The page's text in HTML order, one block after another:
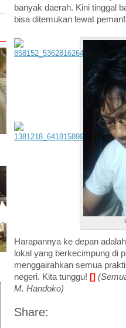
banyak daerah. Kini tinggal
bisa ditemukan lewat
Harapannya ke depan
lokal yang berkecimpung di
menggairahkan semua
negeri. Kita tunggu! []
M. Handoko)
Share: